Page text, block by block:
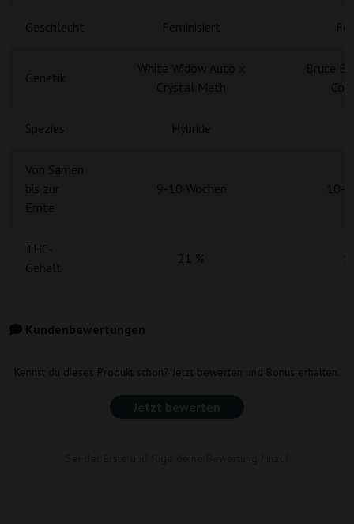
Geschlecht Feminisiert
Spezies Hybride
THC-
Gehalt
21 %
Kundenbewertungen
Kennst du dieses Produkt schon? Jetzt bewerten und Bonus erhalten.
Jetzt bewerten